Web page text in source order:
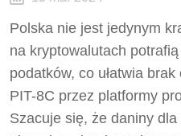
Polska nie jest jedynym
na kryptowalutach
podatków, co ułatwia
PIT-8C przez platformy
Szacuje się, że daniny